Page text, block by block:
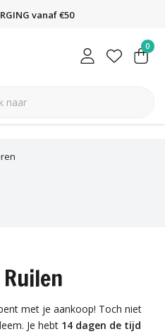
vanaf €50
0
met je aankoop! Toch niet
Je hebt 14 dagen de tijd